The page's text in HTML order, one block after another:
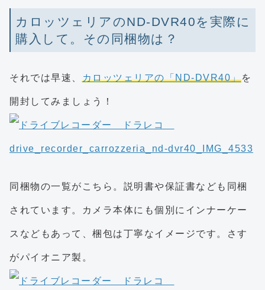
カロッツェリアのND-DVR40を実際に
購入して。その同梱物は？
それでは早速、 カロッツェリアの「ND-DVR40」を
開封してみましょう！
同梱物の一覧がこちら。説明書や保証書なども同梱
されています。カメラ本体にも個別にインナーケー
スなどもあって、梱包は丁寧なイメージです。さす
がパイオニア製。